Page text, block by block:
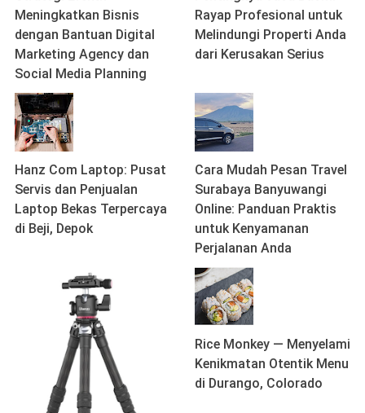
Meningkatkan Bisnis
dengan Bantuan Digital
Marketing Agency dan
Social Media Planning
Rayap Profesional untuk
Melindungi Properti Anda
dari Kerusakan Serius
Hanz Com Laptop: Pusat
Servis dan Penjualan
Laptop Bekas Terpercaya
di Beji, Depok
Cara Mudah Pesan Travel
Surabaya Banyuwangi
Online: Panduan Praktis
untuk Kenyamanan
Perjalanan Anda
Rice Monkey — Menyelami
Kenikmatan Otentik Menu
di Durango, Colorado